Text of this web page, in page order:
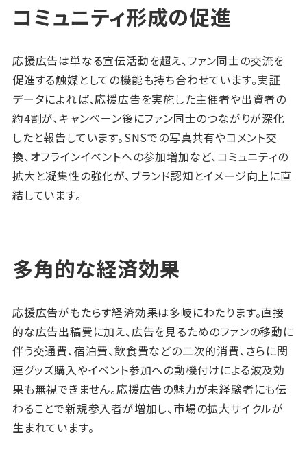
コミュニティ形成の促進
応援広告は単なる宣伝活動を超え、ファン同士の交流を
促進する触媒としての機能も持ち合わせています。実証
データによれば、応援広告を実施した主催者や出資者の
約4割が、キャンペーン後にファン同士のつながりが深化
したと報告しています。SNSでの写真共有やコメント交
換、オフラインイベントへの参加増加など、コミュニティの
拡大と凝集性の強化が、ブランド認知とイメージ向上に直
結しています。
多角的な経済効果
応援広告がもたらす経済効果は多岐にわたります。直接
的な広告出稿費に加え、広告を見るためのファンの移動に
伴う交通費、宿泊費、飲食費などの二次的消費、さらに関
連グッズ購入やイベント参加への動機付けによる波及効
果も無視できません。応援広告の魅力が未経験者にも伝
わることで新規参入者が増加し、市場の拡大サイクルが
生まれています。